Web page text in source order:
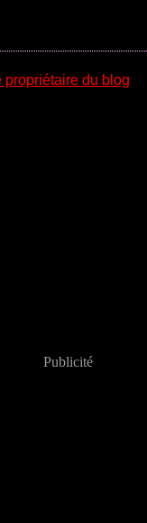
propriétaire du blog
Publicité